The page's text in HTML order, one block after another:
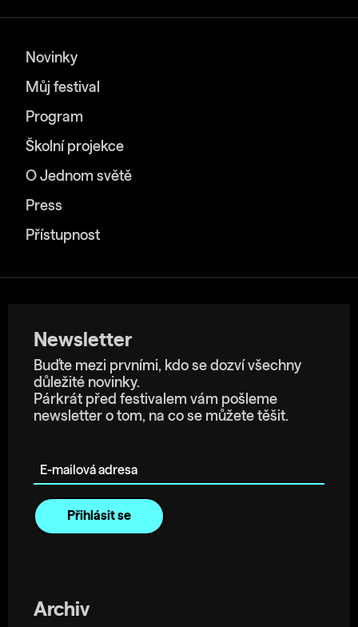
Novinky
Můj festival
Program
Školní projekce
O Jednom světě
Press
Přístupnost
Newsletter
Buďte mezi prvními, kdo se dozví všechny
důležité novinky.
Párkrát před festivalem vám pošleme
newsletter o tom, na co se můžete těšit.
Archiv